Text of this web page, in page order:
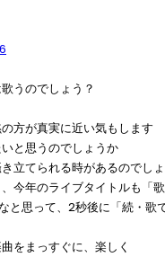
うのでしょう？
方が真実に近い気もします
と思うのでしょうか
立てられる時があるのでし
今年のライブタイトルも「歌
思って、2秒後に「続・歌
をまっすぐに、楽しく